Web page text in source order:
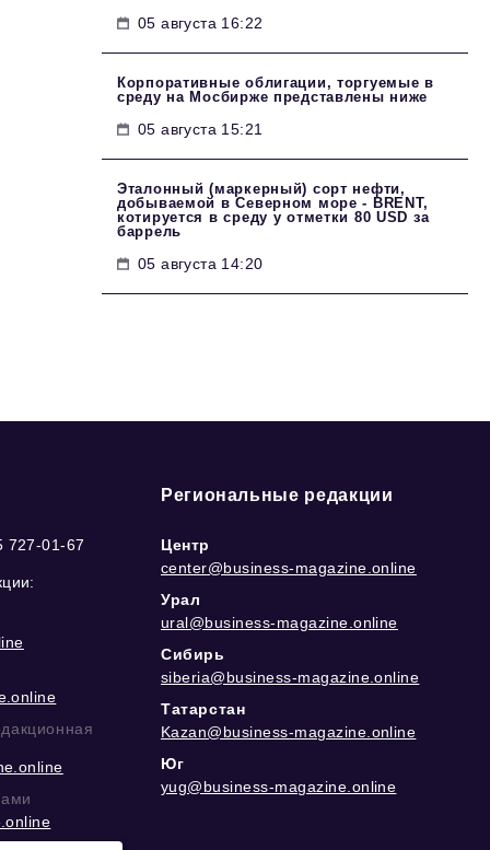
05 августа 16:22
Корпоративные облигации, торгуемые в
среду на Мосбирже представлены ниже
05 августа 15:21
Эталонный (маркерный) сорт нефти,
добываемой в Северном море - BRENT,
котируется в среду у отметки 80 USD за
баррель
05 августа 14:20
727-01-67
Региональные редакции
Центр
center@business-magazine.online
Урал
ural@business-magazine.online
Сибирь
siberia@business-magazine.online
Татарстан
Kazan@business-magazine.online
Юг
yug@business-magazine.online